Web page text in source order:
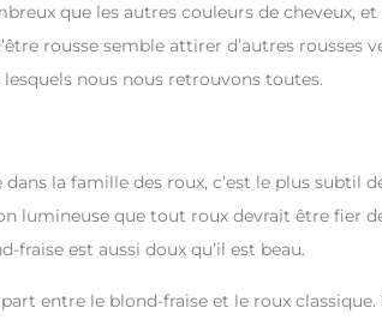
que les autres couleurs de cheveux,
rousse semble attirer d’autres rousses
lesquels nous nous retrouvons toutes.
dans la famille des roux, c’est le plus subtil
lumineuse que tout roux devrait être fier
fraise est aussi doux qu’il est beau.
entre le blond-fraise et le roux